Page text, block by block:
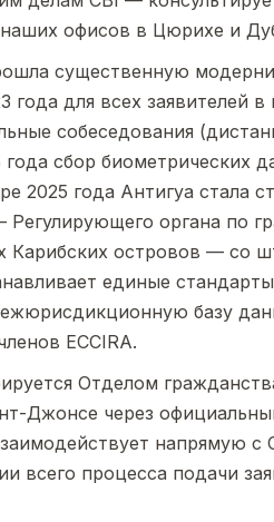
офисов в Цюрихе и
существенную
года для всех заявителей в
собеседования
сбор биометрических
2025 года Антигуа стала
Регулирующего органа по
Карибских островов — со
единые
базу
ECCIRA.
Отделом
Джонсе через
напрямую с
всего процесса подачи